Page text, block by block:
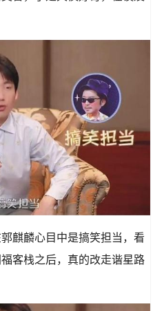
麒麟心目中是搞笑担当，看
客栈之后，真的改走谐星路